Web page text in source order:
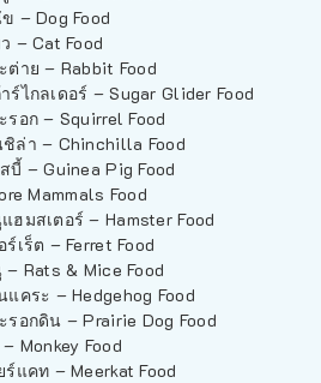
– Dog Food
– Cat Food
ต่าย – Rabbit Food
ร์ไกลเดอร์ – Sugar Glider Food
รอก – Squirrel Food
ล่า – Chinchilla Food
บี้ – Guinea Pig Food
Mammals Food
ฮมสเตอร์ – Hamster Food
ร์เร็ต – Ferret Food
Rats & Mice Food
แคระ – Hedgehog Food
รอกดิน – Prairie Dog Food
Monkey Food
ร์แคท – Meerkat Food